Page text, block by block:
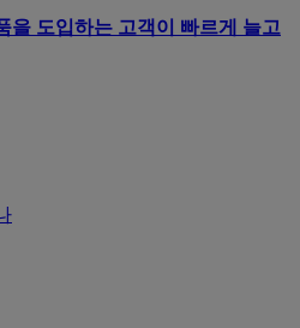
을 도입하는 고객이 빠르게 늘고